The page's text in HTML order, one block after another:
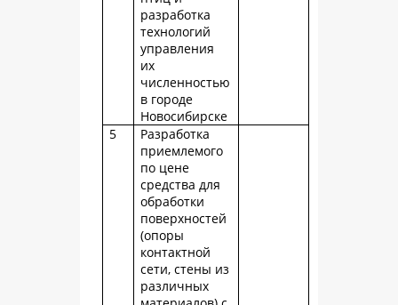
разработка
технологий
управления
их
численностью
в городе
Новосибирске
5
Разработка
приемлемого
по цене
средства для
обработки
поверхностей
(опоры
контактной
сети, стены из
различных